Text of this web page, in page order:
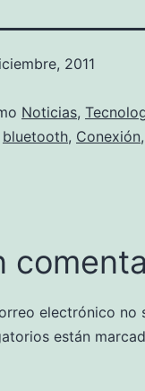
2011
Noticias,
bluetooth, Conexión,
electrónico no
están